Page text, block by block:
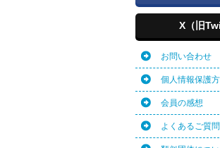
X（旧
お問い合わせ
個人情報保護
会員の感想
よくあるご質問